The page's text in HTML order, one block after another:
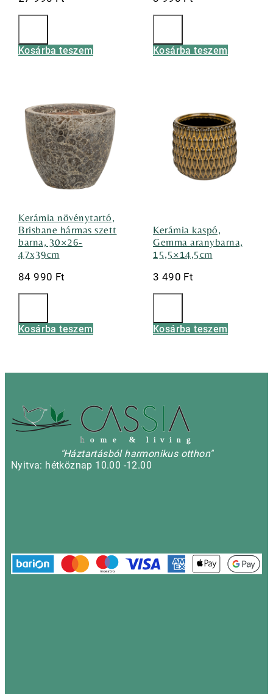
Kosárba teszem Kosárba teszem
Kerámia növénytartó,
Brisbane hármas szett
barna, 30×26-
47x39cm
84 990 Ft
Kosárba teszem
Kerámia kaspó,
Gemma aranybarna,
15,5×14,5cm
3 490 Ft
Kosárba teszem
h o m e & l i v i n g
"Háztartásból harmonikus otthon"
Nyitva: hétköznap 10.00 -12.00